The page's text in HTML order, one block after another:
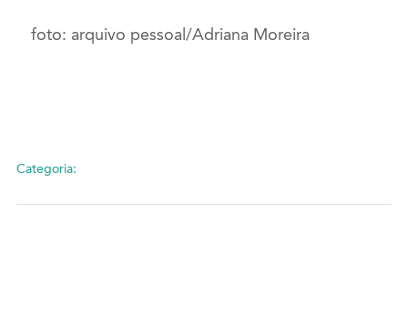
foto: arquivo pessoal/Adriana Moreira
Categoria: